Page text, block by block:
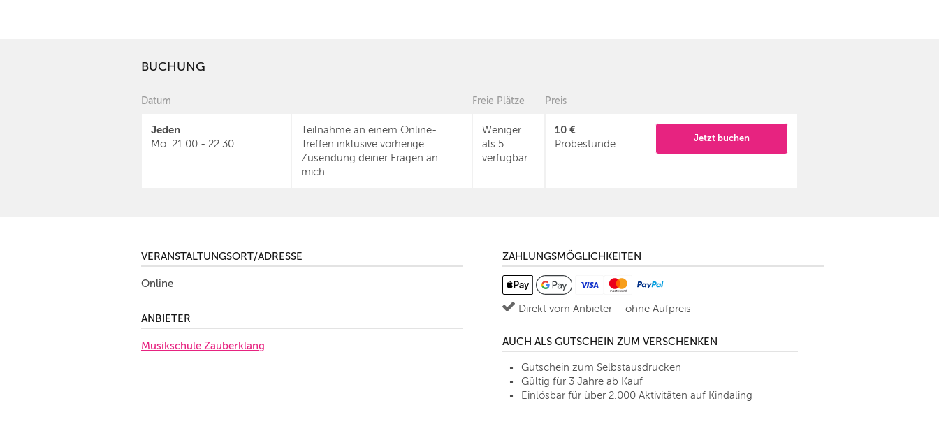
BUCHUNG
Datum Freie Plätze Preis
Jeden
Mo. 21:00 - 22:30
Teilnahme an einem Online-
Treffen inklusive vorherige
Zusendung deiner Fragen an
mich
Weniger
als 5
verfügbar
10 €
Probestunde
Jetzt buchen
ZAHLUNGSMÖGLICHKEITEN
Direkt vom Anbieter – ohne Aufpreis
AUCH ALS GUTSCHEIN ZUM VERSCHENKEN
Gutschein zum Selbstausdrucken
Gültig für 3 Jahre ab Kauf
Einlösbar für über 2.000 Aktivitäten auf Kindaling
VERANSTALTUNGSORT/ADRESSE
Online
ANBIETER
Musikschule Zauberklang